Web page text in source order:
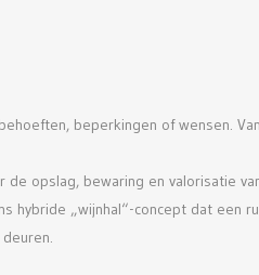
beperkingen of wensen.
opslag, bewaring en valorisatie
hybride „wijnhal“-concept dat een